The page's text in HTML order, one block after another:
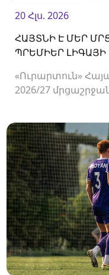
20 Հլս. 2026
ՀԱՅՏՆԻ Է ՄԵՐ
ՊՐԵՄԻԵՐ
«Ուրարտուն»
2026/27